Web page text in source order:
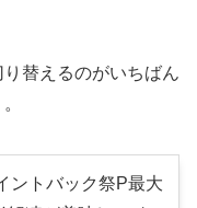
替えるのがいちばん
ントバック祭P最大